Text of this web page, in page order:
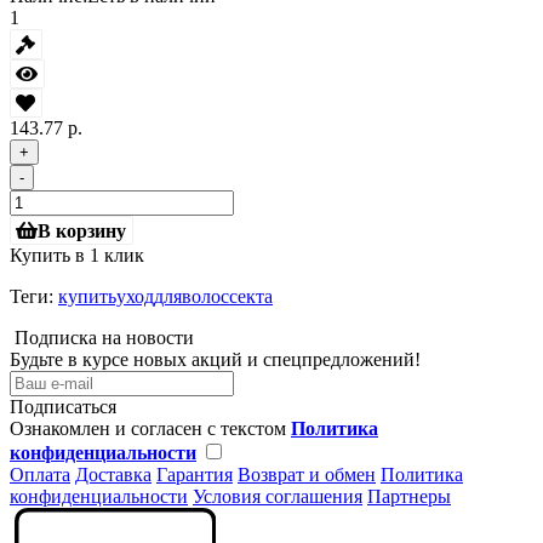
1
143.77 р.
+
-
В корзину
Купить в 1 клик
Теги: купитьуходдляволоссекта
Подписка на новости
Будьте в курсе новых акций и спецпредложений!
Подписаться
Ознакомлен и согласен с текстом Политика
конфиденциальности
Оплата Доставка Гарантия Возврат и обмен Политика
конфиденциальности Условия соглашения Партнеры